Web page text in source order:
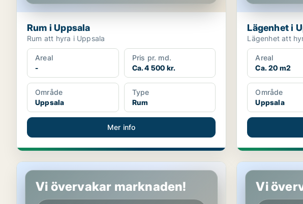
Rum i Uppsala
Rum att hyra i Uppsala
Areal
-
Pris pr. md.
Ca. 4 500 kr.
Område
Uppsala
Type
Rum
Mer info
Lägenhet i
Lägenhet att
Areal
Ca. 20 m2
Område
Uppsala
Hus i Knivsta
Vi övervakar marknaden!
Hus i Knivsta
Vi